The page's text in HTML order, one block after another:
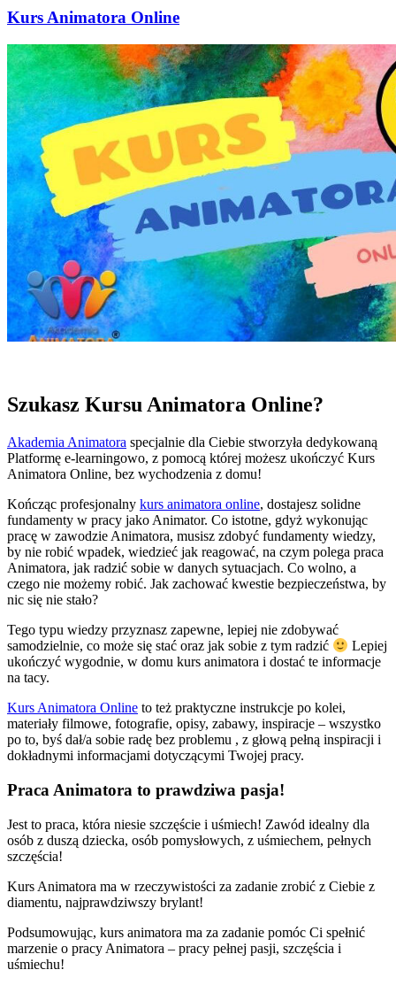
Kurs Animatora Online
Szukasz Kursu Animatora Online?
Akademia Animatora specjalnie dla Ciebie stworzyła dedykowaną
Platformę e-learningowo, z pomocą której możesz ukończyć Kurs
Animatora Online, bez wychodzenia z domu!
Kończąc profesjonalny kurs animatora online, dostajesz solidne
fundamenty w pracy jako Animator. Co istotne, gdyż wykonując
pracę w zawodzie Animatora, musisz zdobyć fundamenty wiedzy,
by nie robić wpadek, wiedzieć jak reagować, na czym polega praca
Animatora, jak radzić sobie w danych sytuacjach. Co wolno, a
czego nie możemy robić. Jak zachować kwestie bezpieczeństwa, by
nic się nie stało?
Tego typu wiedzy przyznasz zapewne, lepiej nie zdobywać
samodzielnie, co może się stać oraz jak sobie z tym radzić
Lepiej
ukończyć wygodnie, w domu kurs animatora i dostać te informacje
na tacy.
Kurs Animatora Online to też praktyczne instrukcje po kolei,
materiały filmowe, fotografie, opisy, zabawy, inspiracje – wszystko
po to, byś dał/a sobie radę bez problemu , z głową pełną inspiracji i
dokładnymi informacjami dotyczącymi Twojej pracy.
Praca Animatora to prawdziwa pasja!
Jest to praca, która niesie szczęście i uśmiech! Zawód idealny dla
osób z duszą dziecka, osób pomysłowych, z uśmiechem, pełnych
szczęścia!
Kurs Animatora ma w rzeczywistości za zadanie zrobić z Ciebie z
diamentu, najprawdziwszy brylant!
Podsumowując, kurs animatora ma za zadanie pomóc Ci spełnić
marzenie o pracy Animatora – pracy pełnej pasji, szczęścia i
uśmiechu!